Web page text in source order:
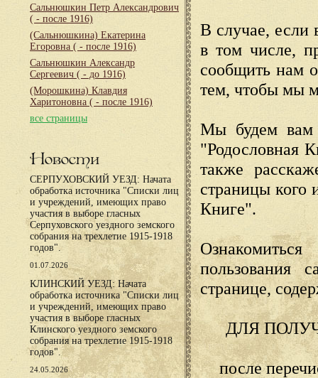
Сальнюшкин Петр Александрович
( - после 1916)
(Сальнюшкина) Екатерина
Егоровна ( - после 1916)
Сальнюшкин Александр
Сергеевич ( - до 1916)
(Морошкина) Клавдия
Харитоновна ( - после 1916)
все страницы
Новости
СЕРПУХОВСКИЙ УЕЗД: Начата
обработка источника "Списки лиц
и учреждений, имеющих право
участия в выборе гласных
Серпуховского уездного земского
собрания на трехлетие 1915-1918
годов".
01.07.2026
КЛИНСКИЙ УЕЗД: Начата
обработка источника "Списки лиц
и учреждений, имеющих право
участия в выборе гласных
Клинского уездного земского
собрания на трехлетие 1915-1918
годов".
24.05.2026
В случае, если
в том числе,
сообщить нам
тем, чтобы мы
Мы будем вам
"Родословная
также
страницы кого
Книге".
пользования
странице,
ДЛЯ
после